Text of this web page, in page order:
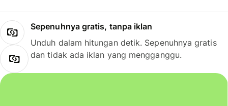
Sepenuhnya gratis, tanpa iklan
Unduh dalam hitungan detik. Sepenuhnya gratis
dan tidak ada iklan yang mengganggu.